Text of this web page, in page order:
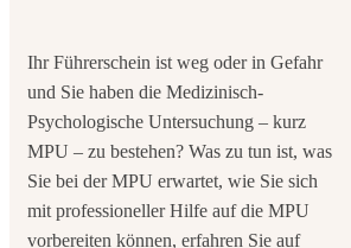
Ihr Führerschein ist weg oder in Gefahr
und Sie haben die Medizinisch-
Psychologische Untersuchung – kurz
MPU – zu bestehen? Was zu tun ist, was
Sie bei der MPU erwartet, wie Sie sich
mit professioneller Hilfe auf die MPU
vorbereiten können, erfahren Sie auf